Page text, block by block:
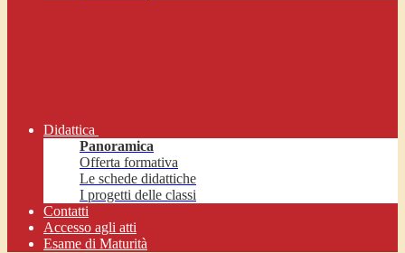
Didattica
Panoramica
Offerta formativa
Le schede didattiche
I progetti delle classi
Contatti
Accesso agli atti
Esame di Maturità